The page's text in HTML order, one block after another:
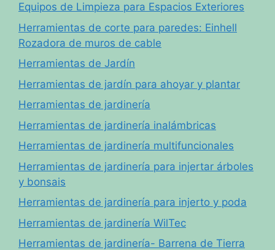
Equipos de Limpieza para Espacios Exteriores
Herramientas de corte para paredes: Einhell
Rozadora de muros de cable
Herramientas de Jardín
Herramientas de jardín para ahoyar y plantar
Herramientas de jardinería
Herramientas de jardinería inalámbricas
Herramientas de jardinería multifuncionales
Herramientas de jardinería para injertar árboles
y bonsais
Herramientas de jardinería para injerto y poda
Herramientas de jardinería WilTec
Herramientas de jardinería- Barrena de Tierra